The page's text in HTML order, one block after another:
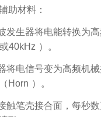
助材料：
发生器将电能转换为
或40kHz ）。
将电信号变为高频机
Horn ）。
触笔壳接合面，每秒